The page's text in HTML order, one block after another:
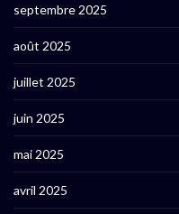
septembre 2025
août 2025
juillet 2025
juin 2025
mai 2025
avril 2025